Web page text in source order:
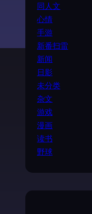
同人文
心情
手游
新番扫雷
新闻
日影
未分类
杂文
游戏
漫画
读书
野球